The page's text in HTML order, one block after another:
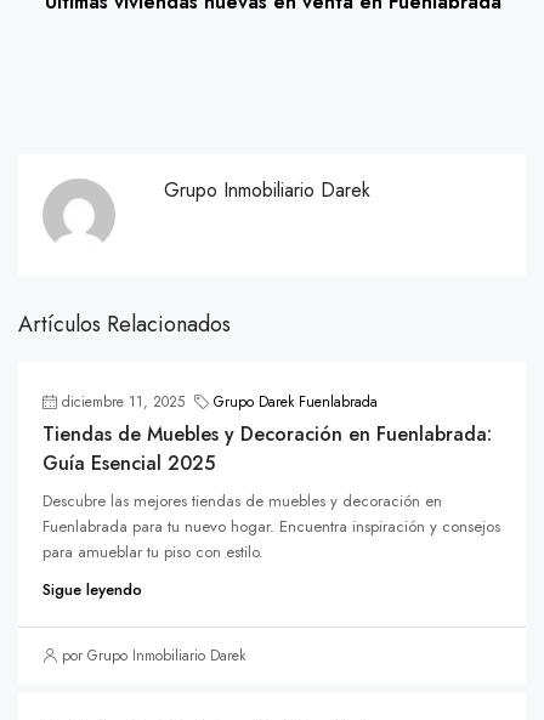
Grupo Inmobiliario Darek
Artículos Relacionados
diciembre 11, 2025 Grupo Darek Fuenlabrada
Tiendas de Muebles y Decoración en Fuenlabrada:
Guía Esencial 2025
Descubre las mejores tiendas de muebles y decoración en
Fuenlabrada para tu nuevo hogar. Encuentra inspiración y consejos
para amueblar tu piso con estilo.
Sigue leyendo
por Grupo Inmobiliario Darek